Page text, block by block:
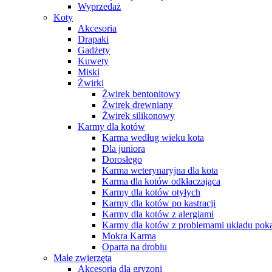
Wyprzedaż
Koty
Akcesoria
Drapaki
Gadżety
Kuwety
Miski
Żwirki
Żwirek bentonitowy
Żwirek drewniany
Żwirek silikonowy
Karmy dla kotów
Karma według wieku kota
Dla juniora
Dorosłego
Karma weterynaryjna dla kota
Karma dla kotów odkłaczająca
Karmy dla kotów otyłych
Karmy dla kotów po kastracji
Karmy dla kotów z alergiami
Karmy dla kotów z problemami układu
Mokra Karma
Oparta na drobiu
Małe zwierzęta
Akcesoria dla gryzoni